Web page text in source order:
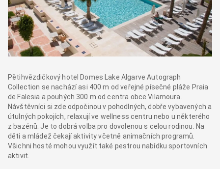
Pětihvězdičkový hotel Domes Lake Algarve Autograph
Collection se nachází asi 400 m od veřejné písečné pláže Praia
de Falesia a pouhých 300 m od centra obce Vilamoura.
Návštěvníci si zde odpočinou v pohodlných, dobře vybavených a
útulných pokojích, relaxují ve wellness centru nebo u některého
z bazénů. Je to dobrá volba pro dovolenou s celou rodinou. Na
děti a mládež čekají aktivity včetně animačních programů.
Všichni hosté mohou využít také pestrou nabídku sportovních
aktivit.